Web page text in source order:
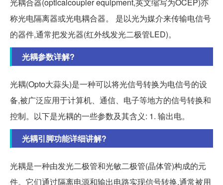
光耦合器(opticalcoupler equipment,英文缩写为OCEP)亦
称光电隔离器或光电耦合器。 是以光为媒介来传输电信号
的器件,通常把发光器(红外线发光二极管LED)。
光耦参数详解?
光耦(Opto大蒜头)是一种可以将光信号转换为电信号的设
备,被广泛应用于计算机、通信、电子等地方的信号转换和
控制。以下是光耦的一些参数及其含义: 1. 输出电。
光耦引脚功能详细讲解?
光耦是一种由发光二极管和光敏二极管(晶体管)构成的元
件。它们通过隔离电源和输出电路实现信号转换,通常被用